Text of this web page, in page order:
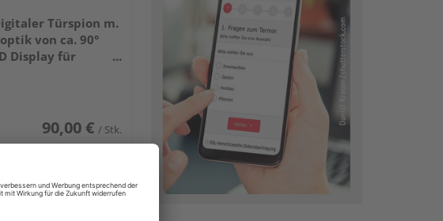
Türspion m.
von ca. 90°
Display für
90,00 € / Stk.